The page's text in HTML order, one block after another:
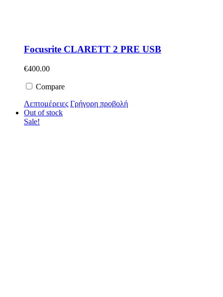
Focusrite CLARETT 2 PRE USB
€400.00
Compare
Λεπτομέρειες Γρήγορη προβολή
Out of stock
Sale!